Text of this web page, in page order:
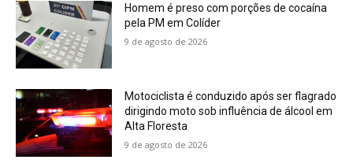
Homem é preso com porções de cocaína
pela PM em Colíder
9 de agosto de 2026
Motociclista é conduzido após ser flagrado
dirigindo moto sob influência de álcool em
Alta Floresta
9 de agosto de 2026